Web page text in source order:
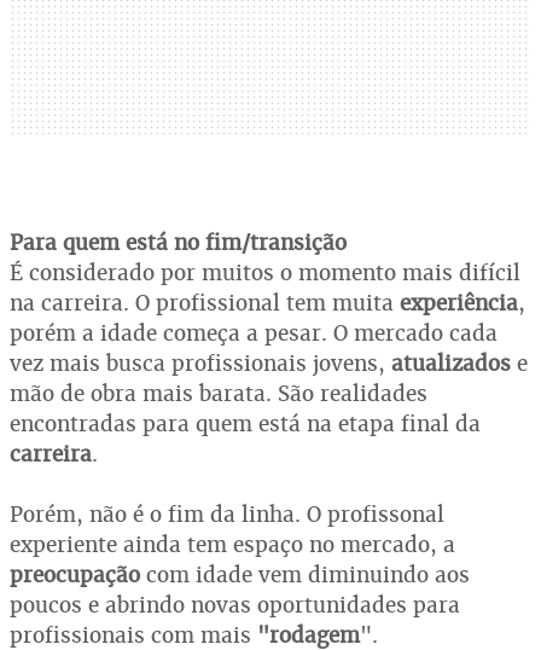
Para quem está no fim/transição
É considerado por muitos o momento mais difícil
na carreira. O profissional tem muita experiência,
porém a idade começa a pesar. O mercado cada
vez mais busca profissionais jovens, atualizados e
mão de obra mais barata. São realidades
encontradas para quem está na etapa final da
carreira.
Porém, não é o fim da linha. O profissonal
experiente ainda tem espaço no mercado, a
preocupação com idade vem diminuindo aos
poucos e abrindo novas oportunidades para
profissionais com mais "rodagem".